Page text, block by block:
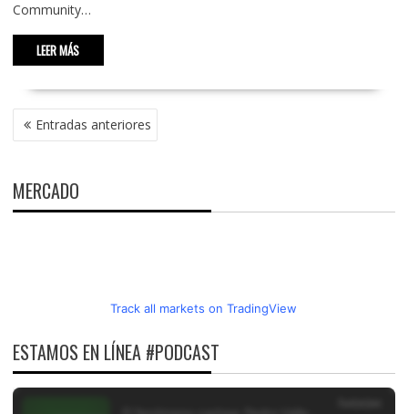
Community…
LEER MÁS
NAVEGACIÓN
DE Entradas anteriores
MERCADO
Track all markets on TradingView
ESTAMOS EN LÍNEA #PODCAST